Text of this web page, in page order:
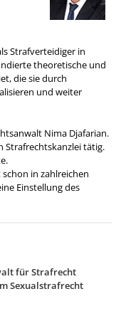
Strafverteidiger in
theoretische und
die sie durch
und weiter
Nima Djafarian.
Strafrechtskanzlei tätig.
in zahlreichen
Einstellung des
für Strafrecht
Sexualstrafrecht